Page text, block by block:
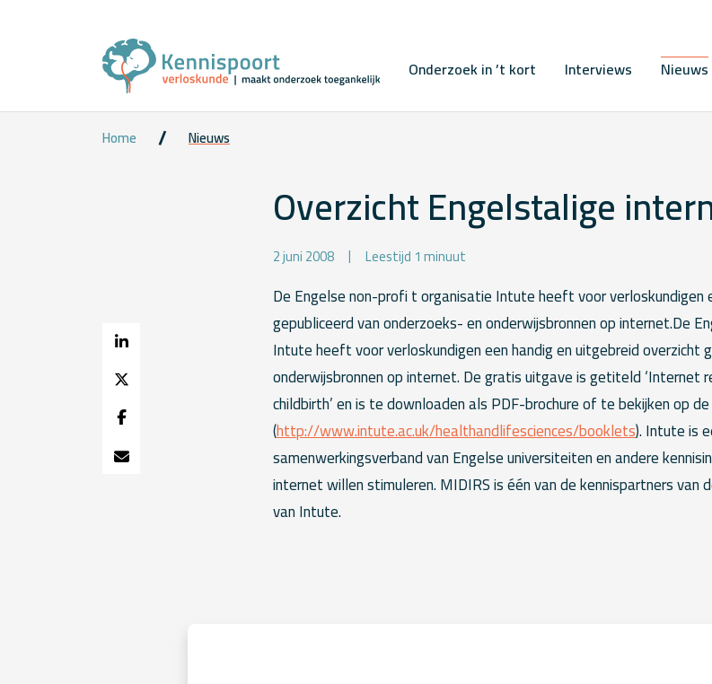
Onderzoek in ’t kort Interviews Nieuws
Home Nieuws
Overzicht Engelstalige
2 juni 2008 Leestijd 1 minuut
De Engelse non-profi t organisatie Intute heeft voor verloskundigen
gepubliceerd van onderzoeks- en onderwijsbronnen op internet.De
Intute heeft voor verloskundigen een handig en uitgebreid overzicht
onderwijsbronnen op internet. De gratis uitgave is getiteld ‘Internet
childbirth’ en is te downloaden als PDF-brochure of te bekijken op
(http://www.intute.ac.uk/healthandlifesciences/booklets). Intute is
samenwerkingsverband van Engelse universiteiten en andere
internet willen stimuleren. MIDIRS is één van de kennispartners van
van Intute.